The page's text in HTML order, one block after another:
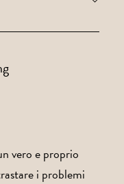
vero e proprio
i problemi